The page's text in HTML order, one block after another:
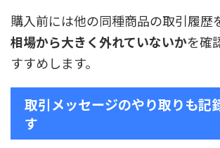
購入前には他の同種商品の取引履歴
相場から大きく外れていないかを確
すすめします。
取引メッセージのやり取りも記
す